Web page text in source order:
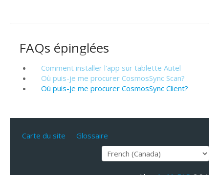
FAQs épinglées
Comment installer l'app sur tablette Autel
Où puis-je me procurer CosmosSync Scan?
Où puis-je me procurer CosmosSync Client?
Carte du site Glossaire